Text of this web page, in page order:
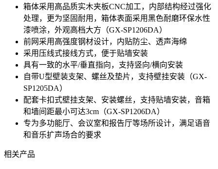
箱体采用高品质实木夹板CNC加工，内部结构经过强化
处理，更为坚固耐用，箱体表面采用黑色耐磨环保水性
漆喷涂，外观高档大方（GX-SP1206DA）
前网采用高强度钢材设计，内贴防尘、透声海绵
采用压线式接线方式，便于贴墙安装
具有一致的水平/垂直指向，支持竖向/横向安装
自带U型壁装支架、螺丝及垫片，支持壁挂安装（GX-
SP1205DA）
配套卡扣式壁挂支架、安装螺丝，支持贴墙安装，音箱
和墙间距最小可达3cm（GX-SP1206DA）
专为多功能厅、会议室和报告厅等场所设计，满足语音
和音乐扩声场合的要求
相关产品